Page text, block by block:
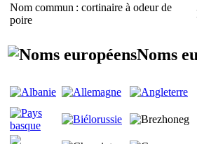
Nom commun : cortinaire à odeur de
poire
Noms